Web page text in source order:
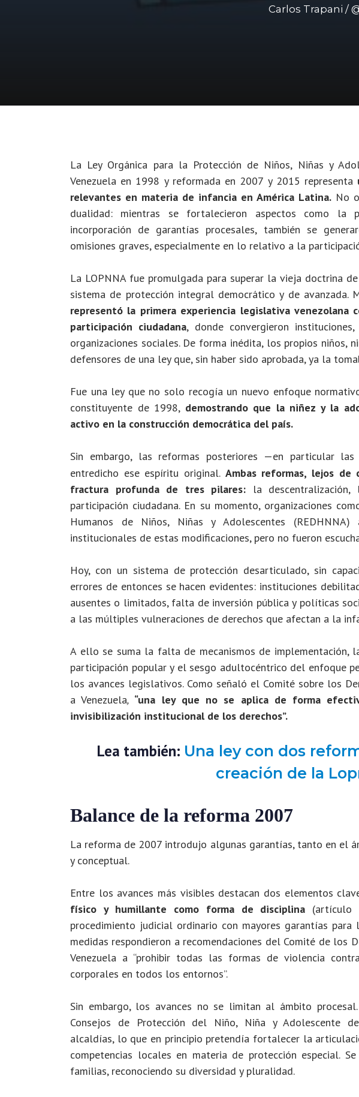
Carlos Trapani /
La Ley Orgánica para la Protección de Niños, Niñas y
Venezuela en 1998 y reformada en 2007 y 2015 representa
relevantes en materia de infancia en América Latina. No
dualidad: mientras se fortalecieron aspectos como
incorporación de garantías procesales, también se
omisiones graves, especialmente en lo relativo a la
La LOPNNA fue promulgada para superar la vieja doctrina
sistema de protección integral democrático y de avanzada.
representó la primera experiencia legislativa venezolana
participación ciudadana, donde convergieron
organizaciones sociales. De forma inédita, los propios niños,
defensores de una ley que, sin haber sido aprobada, ya la
Fue una ley que no solo recogía un nuevo enfoque
constituyente de 1998, demostrando que la niñez y la
activo en la construcción democrática del país.
Sin embargo, las reformas posteriores —en particular las
entredicho ese espíritu original. Ambas reformas, lejos de
fractura profunda de tres pilares: la
participación ciudadana. En su momento, organizaciones
Humanos de Niños, Niñas y Adolescentes
institucionales de estas modificaciones, pero no fueron
Hoy, con un sistema de protección desarticulado, sin
errores de entonces se hacen evidentes: instituciones
ausentes o limitados, falta de inversión pública y políticas
a las múltiples vulneraciones de derechos que afectan a la
A ello se suma la falta de mecanismos de implementación,
participación popular y el sesgo adultocéntrico del enfoque
los avances legislativos. Como señaló el Comité sobre los
a Venezuela, “una ley que no se aplica de forma
invisibilización institucional de los derechos”.
Lea también: Una ley con dos
creación de la
Balance de la reforma 2007
La reforma de 2007 introdujo algunas garantías, tanto en el
y conceptual.
Entre los avances más visibles destacan dos elementos
físico y humillante como forma de disciplina (artículo
procedimiento judicial ordinario con mayores garantías para
medidas respondieron a recomendaciones del Comité de los
Venezuela a “prohibir todas las formas de violencia
corporales en todos los entornos”.
Sin embargo, los avances no se limitan al ámbito
Consejos de Protección del Niño, Niña y Adolescente
alcaldías, lo que en principio pretendía fortalecer la
competencias locales en materia de protección especial.
familias, reconociendo su diversidad y pluralidad.